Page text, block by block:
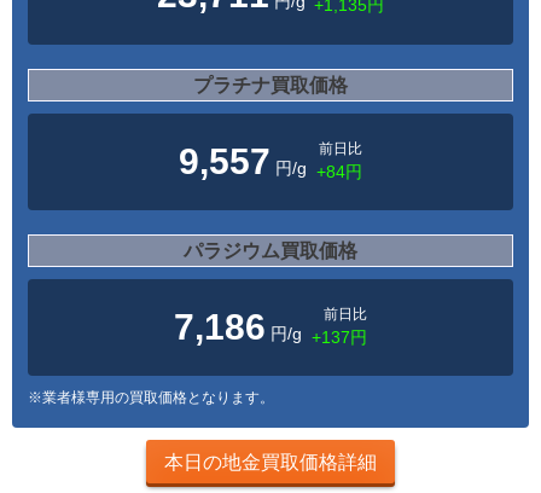
+1,135円
プラチナ買取価格
9,557 円/g
前日比
+84円
パラジウム買取価格
7,186 円/g
前日比
+137円
※業者様専用の買取価格となります。
本日の地金買取価格詳細